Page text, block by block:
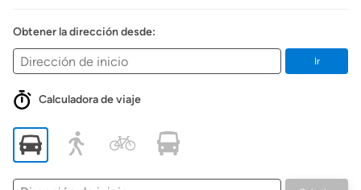
Obtener la dirección desde:
Ir
Calculadora de viaje
Dirección
Calcular